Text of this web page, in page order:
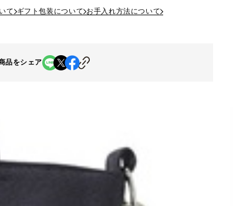
て ギフト包装について お手入れ方法について
品をシェア